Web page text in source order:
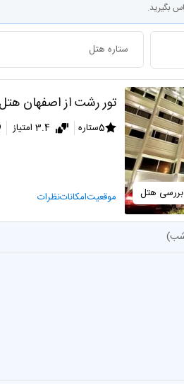
بگیرید.
ستاره هتل
بررسی هتل
تور رشت از اصفهان
5ستاره 3.4 امتیاز
موقعیتامکاناتنظرات